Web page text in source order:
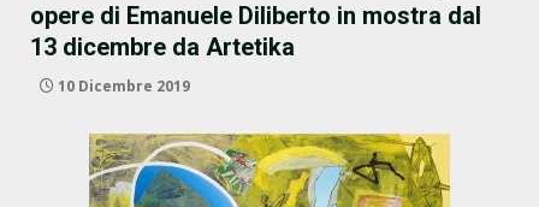
opere di Emanuele Diliberto in mostra dal
13 dicembre da Artetika
10 Dicembre 2019